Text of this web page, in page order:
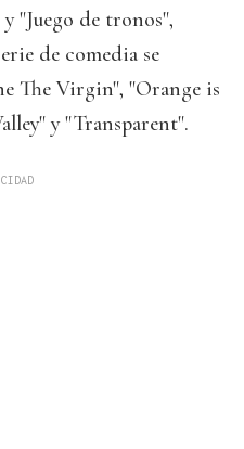
"Juego de tronos",
de comedia se
The Virgin", "Orange is
y "Transparent".